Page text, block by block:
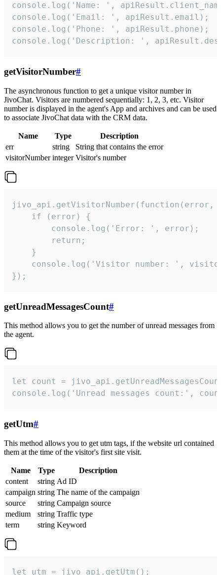
console.log('Name: ',
console.log('Email: ', apiResult.email);
console.log('Phone: ', apiResult.phone);
console.log('Description: ',
getVisitorNumber#
The asynchronous function to get a unique visitor number in
JivoChat. Visitors are numbered sequentially: 1, 2, 3, etc. Visitor
number is displayed in the agent's App and archives and can be used
to associate JivoChat data with the CRM data.
Name Type
Description
err
string
String that contains the error
visitorNumber integer Visitor's number
jivo_api.getVisitorNumber(function(error,
    if (error) {
        console.log('Error: ', error);
        return;
    }
console.log('Visitor number: ',
});
getUnreadMessagesCount#
This method allows you to get the number of unread messages from
the agent.
let count =
console.log('Unread messages count:',
getUtm#
This method allows you to get utm tags, if the website url contained
them at the time of the visitor's first site visit.
Name Type
Description
content
string Ad ID
campaign string The name of the campaign
source
string Campaign source
medium
string Traffic type
term
string Keyword
let utm = jivo_api.getUtm();